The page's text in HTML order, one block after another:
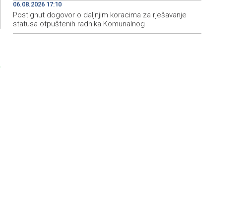
06.08.2026 17:10
Postignut dogovor o daljnjim koracima za rješavanje
statusa otpuštenih radnika Komunalnog